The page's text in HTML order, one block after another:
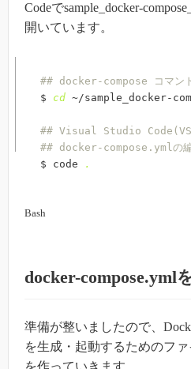
Codeでsample_docker-
開いています。
## docker-compose コマンド
$ cd ~/sample_docker-
## Visual Studio Code(VS
## docker-compose.ymlの編
$ code
.
Bash
docker-compose.yml
準備が整いましたので、
を生成・起動するためのファ